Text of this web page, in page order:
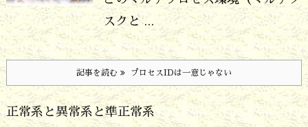
スクと ...
記事を読む プロセスIDは一意じゃない
正常系と異常系と準正常系